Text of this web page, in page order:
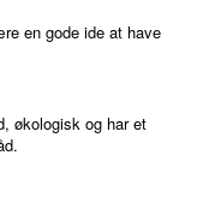
en gode ide at have
økologisk og har et